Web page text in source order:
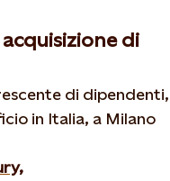
di
di dipendenti,
in Italia, a Milano